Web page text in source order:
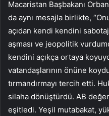
Macaristan Başbakanı
da aynı mesajla birlikte,
açıdan kendi kendini
aşması ve jeopolitik
kendini açıkça ortaya
vatandaşlarının önüne
tırmandırmayı tercih etti.
silaha dönüştürdü. AB
eşitledi. Yeşil mutabakat,